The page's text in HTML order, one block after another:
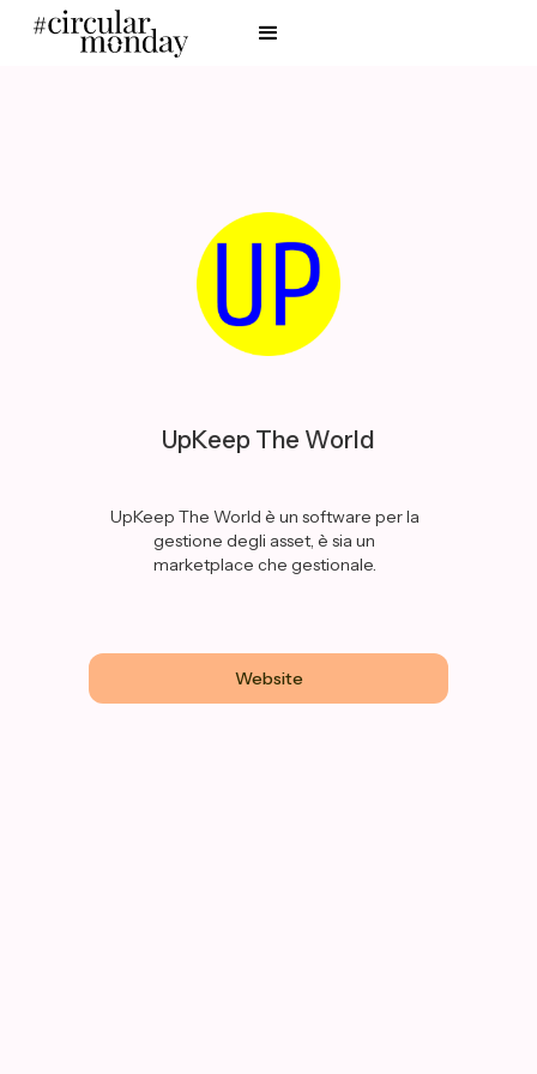
UpKeep The World
UpKeep The World è un software per la
gestione degli asset, è sia un
marketplace che gestionale.
Website